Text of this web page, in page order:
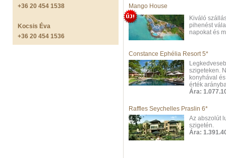
+36 20 454 1538
Kocsis Éva
+36 20 454 1536
Mango House
Kiváló
pihenést
napokat és
Constance Ephélia Resort 5*
szigeteken.
konyhával
érték
Ára:
Raffles Seychelles Praslin 6*
Az abszolút
szigetén.
Ára: